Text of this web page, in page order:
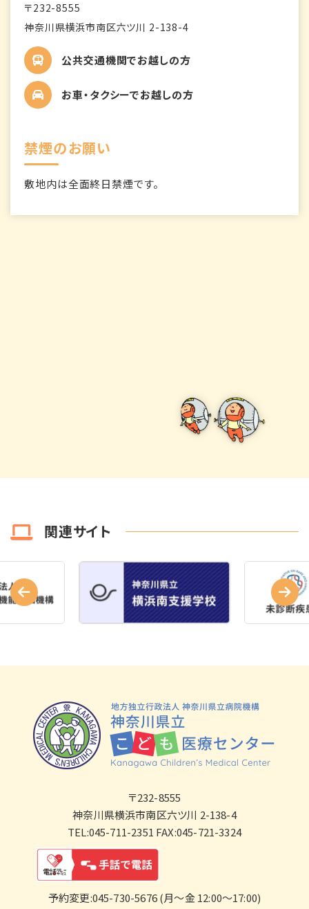
〒232-8555
神奈川県横浜市南区六ツ川 2-138-4
公共交通機関でお越しの方
お車・タクシーでお越しの方
禁煙のお願い
敷地内は全面終日禁煙です。
関連サイト
〒232-8555
神奈川県横浜市南区六ツ川 2-138-4
TEL:045-711-2351 FAX:045-721-3324
予約変更:045-730-5676 (月～金 12:00～17:00)